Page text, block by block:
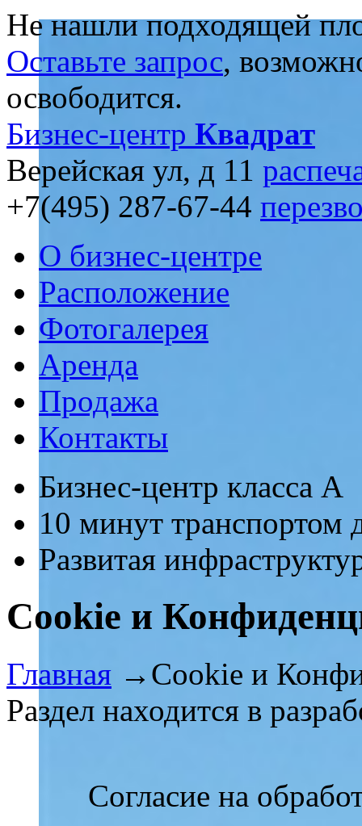
Не нашли подходящей
Оставьте запрос,
освободится.
Бизнес-центр Квадрат
Верейская ул, д 11
+7(495) 287-67-44
О бизнес-центре
Расположение
Фотогалерея
Аренда
Продажа
Контакты
Бизнес-центр класса А
10 минут транспортом
Развитая
Cookie и
Главная → Cookie и
Раздел находится в
Согласие на